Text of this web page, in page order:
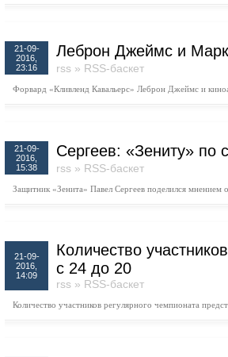
21-09-
2016,
23:16
Леброн Джеймс и
rss » RSS-баскет
Форвард «Кливленд Кавальерс» Леброн Джеймс и
21-09-
2016,
15:38
Сергеев: «Зениту» по
rss » RSS-баскет
Защитник «Зенита» Павел Сергеев поделился мнением
21-09-
2016,
14:09
Количество
с 24 до 20
rss » RSS-баскет
Количество участников регулярного чемпионата